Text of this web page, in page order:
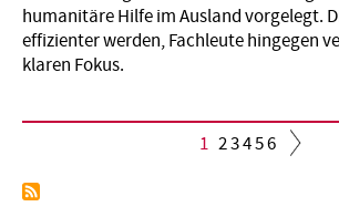
humanitäre Hilfe im Ausland vorgelegt.
effizienter werden, Fachleute hingegen
klaren Fokus.
Seitennummerierung
Aktuelle
1 Seite
2Seite
3Seite
4Seite
5Seite
6